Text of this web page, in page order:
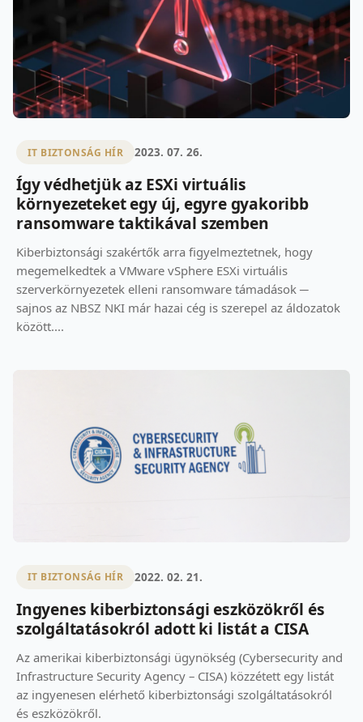
IT BIZTONSÁG HÍR 2023. 07. 26.
Így védhetjük az ESXi virtuális
környezeteket egy új, egyre gyakoribb
ransomware taktikával szemben
Kiberbiztonsági szakértők arra figyelmeztetnek, hogy
megemelkedtek a VMware vSphere ESXi virtuális
szerverkörnyezetek elleni ransomware támadások ─
sajnos az NBSZ NKI már hazai cég is szerepel az áldozatok
között....
IT BIZTONSÁG HÍR 2022. 02. 21.
Ingyenes kiberbiztonsági eszközökről és
szolgáltatásokról adott ki listát a CISA
Az amerikai kiberbiztonsági ügynökség (Cybersecurity and
Infrastructure Security Agency – CISA) közzétett egy listát
az ingyenesen elérhető kiberbiztonsági szolgáltatásokról
és eszközökről.